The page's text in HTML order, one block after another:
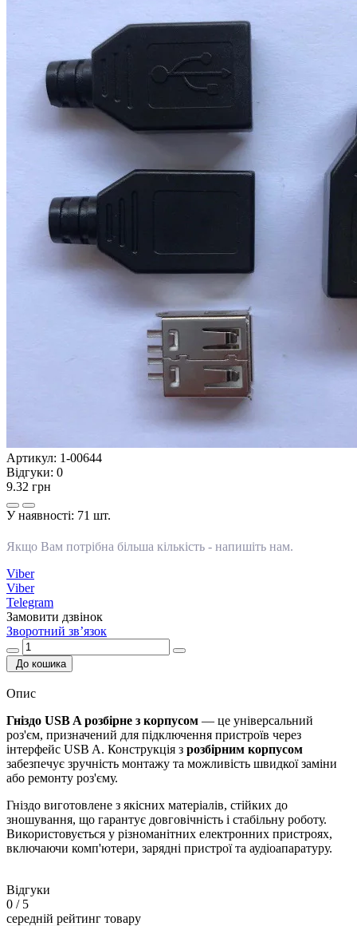
Артикул: 1-00644
Відгуки: 0
9.32 грн
У наявності: 71 шт.
Якщо Вам потрібна більша кількість - напишіть нам.
Viber
Viber
Telegram
Замовити дзвінок
Зворотний зв’язок
До кошика
Опис
Гніздо USB A розбірне з корпусом — це універсальний
роз'єм, призначений для підключення пристроїв через
інтерфейс USB A. Конструкція з розбірним корпусом
забезпечує зручність монтажу та можливість швидкої заміни
або ремонту роз'єму.
Гніздо виготовлене з якісних матеріалів, стійких до
зношування, що гарантує довговічність і стабільну роботу.
Використовується у різноманітних електронних пристроях,
включаючи комп'ютери, зарядні пристрої та аудіоапаратуру.
Відгуки
0 / 5
середній рейтинг товару